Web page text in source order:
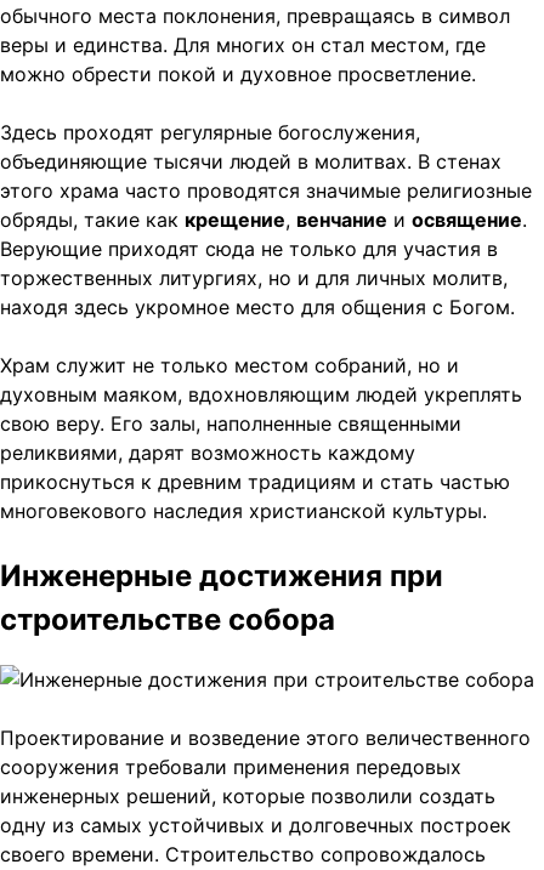
обычного места поклонения, превращаясь в символ
веры и единства. Для многих он стал местом, где
можно обрести покой и духовное просветление.
Здесь проходят регулярные богослужения,
объединяющие тысячи людей в молитвах. В стенах
этого храма часто проводятся значимые религиозные
обряды, такие как крещение, венчание и освящение.
Верующие приходят сюда не только для участия в
торжественных литургиях, но и для личных молитв,
находя здесь укромное место для общения с Богом.
Храм служит не только местом собраний, но и
духовным маяком, вдохновляющим людей укреплять
свою веру. Его залы, наполненные священными
реликвиями, дарят возможность каждому
прикоснуться к древним традициям и стать частью
многовекового наследия христианской культуры.
Инженерные достижения при
строительстве собора
Проектирование и возведение этого величественного
сооружения требовали применения передовых
инженерных решений, которые позволили создать
одну из самых устойчивых и долговечных построек
своего времени. Строительство сопровождалось